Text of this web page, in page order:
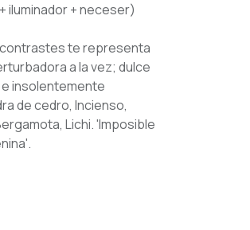
iluminador + neceser)
te representa
a la vez; dulce
insolentemente
de cedro, Incienso,
Lichi. 'Imposible